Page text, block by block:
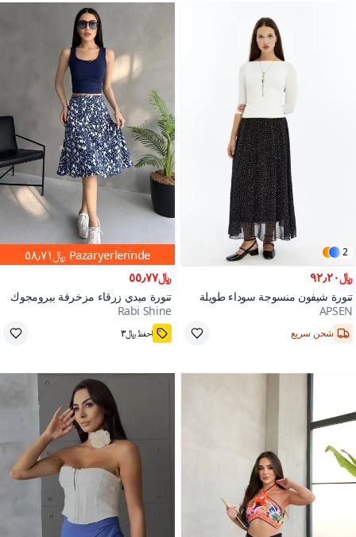
2
﷼٩٢٫٢٠
تنورة شيفون منسوجة سوداء طويلة
منقطة مبطنة
APSEN
شحن سريع
Pazaryerlerinde ﷼٥٨٫٧١
﷼٥٥٫٧٧
تنورة ميدي زرقاء مزخرفة بيرومجوك
Rabi Shine
احفظ ﷼٣